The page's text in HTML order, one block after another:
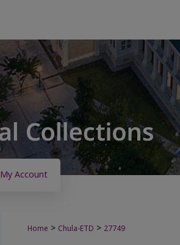
My Account
Home > Chula-ETD > 27749